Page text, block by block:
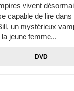
vivent
capable de lire
un mystérieux
jeune femme...
DVD